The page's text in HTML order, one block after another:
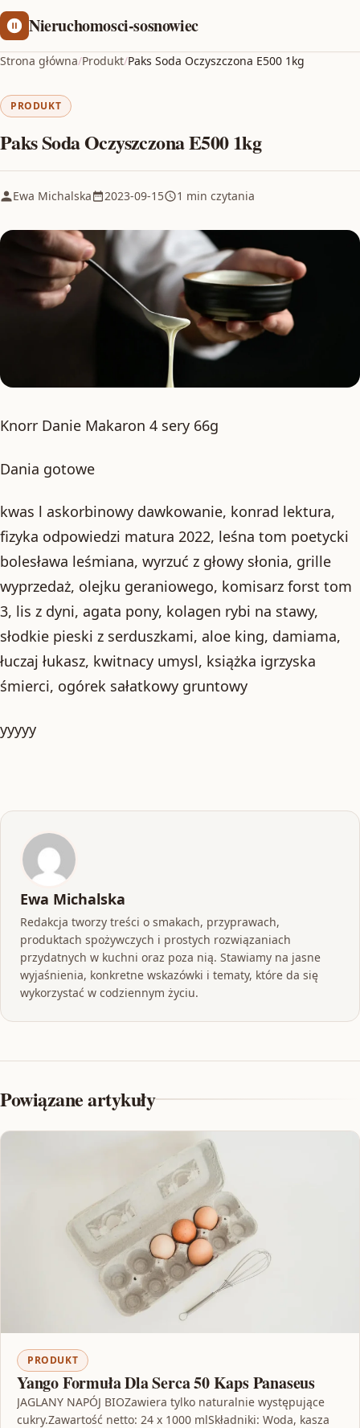
Nieruchomosci-sosnowiec
Strona główna/Produkt/Paks Soda Oczyszczona E500 1kg
PRODUKT
Paks Soda Oczyszczona E500 1kg
Ewa Michalska 2023-09-15 1 min czytania
Knorr Danie Makaron 4 sery 66g
Dania gotowe
kwas l askorbinowy dawkowanie, konrad lektura,
fizyka odpowiedzi matura 2022, leśna tom poetycki
bolesława leśmiana, wyrzuć z głowy słonia, grille
wyprzedaż, olejku geraniowego, komisarz forst tom
3, lis z dyni, agata pony, kolagen rybi na stawy,
słodkie pieski z serduszkami, aloe king, damiama,
łuczaj łukasz, kwitnacy umysl, książka igrzyska
śmierci, ogórek sałatkowy gruntowy
yyyyy
Ewa Michalska
Redakcja tworzy treści o smakach, przyprawach,
produktach spożywczych i prostych rozwiązaniach
przydatnych w kuchni oraz poza nią. Stawiamy na jasne
wyjaśnienia, konkretne wskazówki i tematy, które da się
wykorzystać w codziennym życiu.
Powiązane artykuły
PRODUKT
Yango Formuła Dla Serca 50 Kaps Panaseus
JAGLANY NAPÓJ BIOZawiera tylko naturalnie występujące
cukry.Zawartość netto: 24 x 1000 mlSkładniki: Woda, kasza